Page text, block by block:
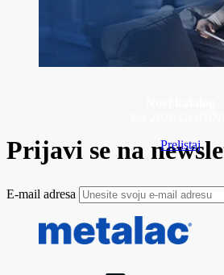
Prelistaj
Prijavi se na
E-mail adresa